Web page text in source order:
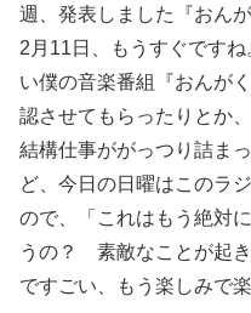
週、発表しました『おん
2月11日、もうすぐです
い僕の音楽番組『おんが
認させてもらったりとか
結構仕事ががっつり詰ま
ど、今日の日曜はこのラ
ので、「これはもう絶対
うの？ 素敵なことが起
ですごい、もう楽しみで楽